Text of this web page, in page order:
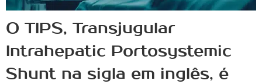
O TIPS, Transjugular
Intrahepatic Portosystemic
Shunt na sigla em inglês, é